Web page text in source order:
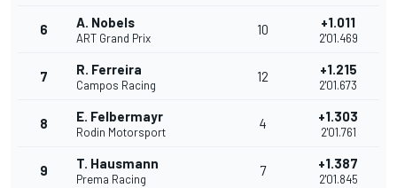
6 A. Nobels
ART Grand Prix
10 +1.011
2'01.469
7 R. Ferreira
Campos Racing
12 +1.215
2'01.673
8 E. Felbermayr
Rodin Motorsport
4 +1.303
2'01.761
9 T. Hausmann
Prema Racing
7 +1.387
2'01.845